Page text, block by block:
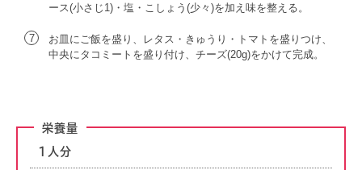
ース(小さじ1)・塩・こしょう(少々)を加え味を整える。
7
お皿にご飯を盛り、レタス・きゅうり・トマトを盛りつけ、
中央にタコミートを盛り付け、チーズ(20g)をかけて完成。
栄養量
1人分